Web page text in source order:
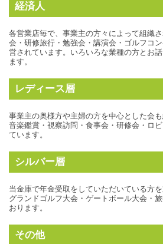
経済人
各営業店毎で、事業主の方々によって組織
会・研修旅行・勉強会・講演会・ゴルフコ
営されています。いろいろな業種の方とお
ます。
レディース層
事業主の奥様方や主婦の方を中心とした会も
音楽鑑賞・視察訪問・食事会・研修会・ロ
ています。
シルバー層
当金庫で年金受取をしていただいている方
グランドゴルフ大会・ゲートボール大会・
おります。
その他